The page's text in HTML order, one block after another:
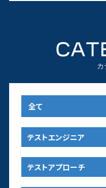
カ
全て
テストエンジニア
テストアプローチ